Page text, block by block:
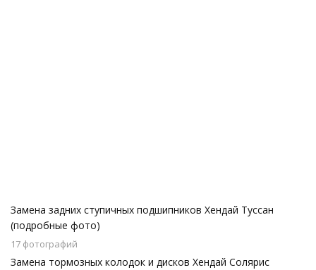
Замена задних ступичных подшипников Хендай Туссан
(подробные фото)
17 фотографий
Замена тормозных колодок и дисков Хендай Солярис